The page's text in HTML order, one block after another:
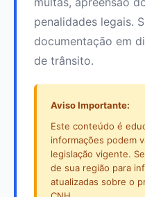
penalidades legais.
documentação em
de trânsito.
Aviso Importante:
Este conteúdo é
informações podem
legislação vigente.
de sua região para
atualizadas sobre o